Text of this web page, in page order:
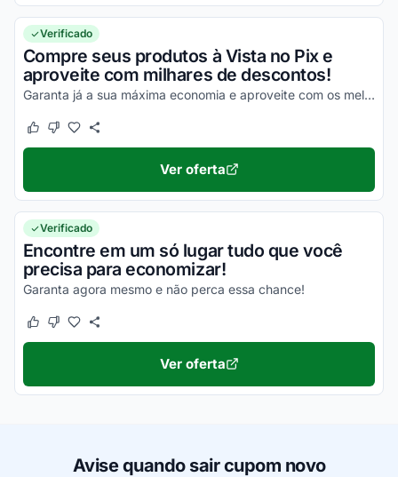
Verificado
Compre seus produtos à Vista no Pix e
aproveite com milhares de descontos!
Garanta já a sua máxima economia e aproveite com os melhores valores em todos os seus produtos!
Este cupom funcionou
Este cupom não funcionou
Ver oferta
Verificado
Encontre em um só lugar tudo que você
precisa para economizar!
Garanta agora mesmo e não perca essa chance!
Este cupom funcionou
Este cupom não funcionou
Ver oferta
Avise quando sair cupom novo